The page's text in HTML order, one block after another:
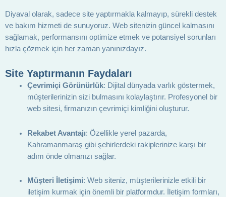
Diyaval olarak, sadece site yaptırmakla kalmayıp, sürekli destek
ve bakım hizmeti de sunuyoruz. Web sitenizin güncel kalmasını
sağlamak, performansını optimize etmek ve potansiyel sorunları
hızla çözmek için her zaman yanınızdayız.
Site Yaptırmanın Faydaları
Çevrimiçi Görünürlük: Dijital dünyada varlık göstermek,
müşterilerinizin sizi bulmasını kolaylaştırır. Profesyonel bir
web sitesi, firmanızın çevrimiçi kimliğini oluşturur.
Rekabet Avantajı: Özellikle yerel pazarda,
Kahramanmaraş gibi şehirlerdeki rakiplerinize karşı bir
adım önde olmanızı sağlar.
Müşteri İletişimi: Web siteniz, müşterilerinizle etkili bir
iletişim kurmak için önemli bir platformdur. İletişim formları,